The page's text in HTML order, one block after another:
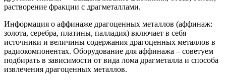
растворение фракции с драгметаллами.
Информация о аффинаже драгоценных металлов (аффинаж:
золота, серебра, платины, палладия) включает в себя
источники и величины содержания драгоценных металлов в
радиокомпонентах. Оборудование для аффинажа – советуем
подбирать в зависимости от вида лома драгметалла и способа
извлечения драгоценных металлов.